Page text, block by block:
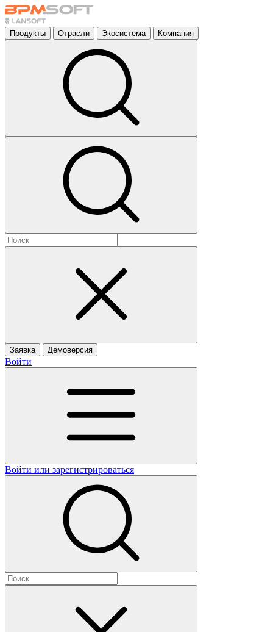
Продукты Отрасли Экосистема Компания
Заявка Демоверсия
Войти
Войти или зарегистрироваться